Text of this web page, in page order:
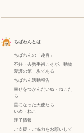
ちばわんとは
ちばわんの「趣旨」
不妊・去勢手術こそが、動物
愛護の第一歩である
ちばわん活動報告
幸せをつかんだいぬ・ねこた
ち
星になった天使たち
いぬ ・ ねこ
迷子情報
ご支援・ご協力をお願いして